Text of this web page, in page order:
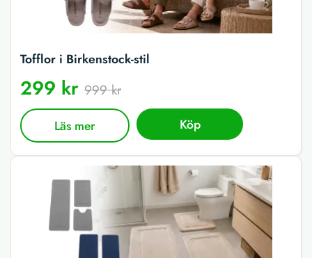
Tofflor i Birkenstock-stil
299 kr 999 kr
Läs mer Köp